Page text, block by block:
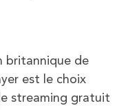
britannique de
est le choix
streaming gratuit